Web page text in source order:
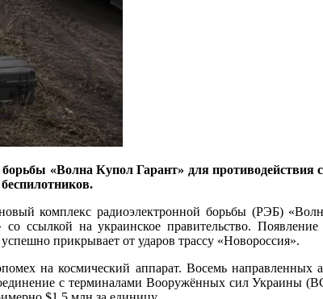
«Волна Купол Гарант» для
комплекс радиоэлектронной борьбы (РЭБ)
ссылкой на украинское правительство.
прикрывает от ударов трассу «Новороссия».
на космический аппарат. Восемь
с терминалами Вооружённых сил Украины